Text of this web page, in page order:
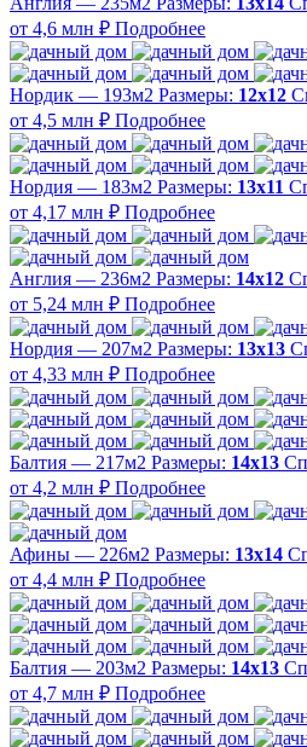
от 4,6 млн ₽ Подробнее
Нордик — 193м2 Размеры: 12х12
от 4,5 млн ₽ Подробнее
Нордия — 183м2 Размеры: 13х11
от 4,17 млн ₽ Подробнее
Англия — 236м2 Размеры: 14х12
от 5,24 млн ₽ Подробнее
Нордия — 207м2 Размеры: 13х13
от 4,33 млн ₽ Подробнее
Балтия — 217м2 Размеры: 14х13
от 4,2 млн ₽ Подробнее
Афины — 226м2 Размеры: 13х14
от 4,4 млн ₽ Подробнее
Балтия — 203м2 Размеры: 14х13
от 4,7 млн ₽ Подробнее